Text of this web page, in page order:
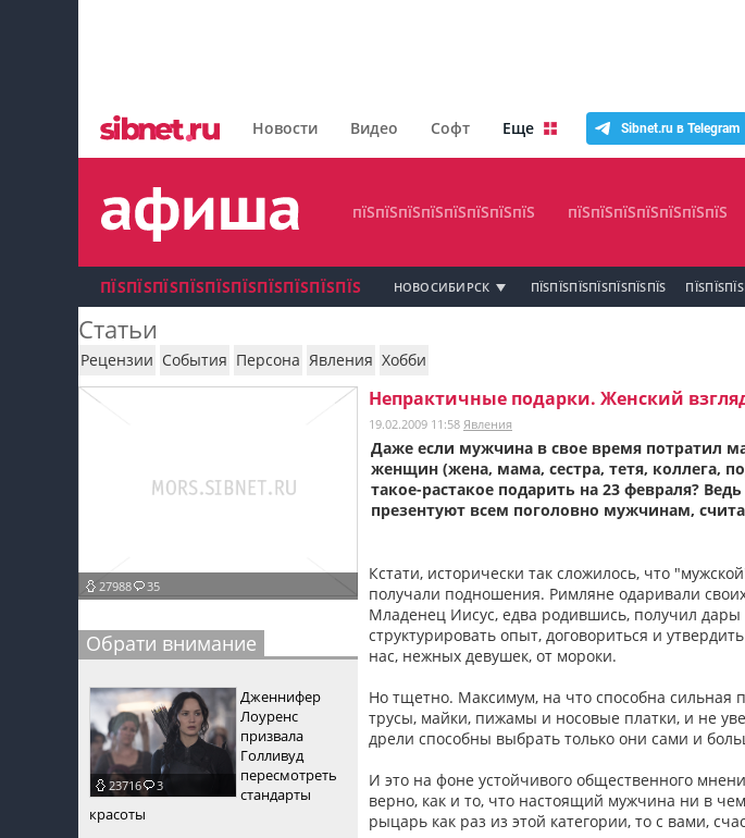
Новости Видео Софт Еще Sibnet.ru в Telegram
пїЅпїЅпїЅпїЅпїЅпїЅпїЅпїЅ
пїЅпїЅпїЅпїЅпїЅпїЅпїЅ
пїЅпїЅпїЅ пїЅпїЅпїЅпїЅпїЅпїЅпїЅ пїЅпїЅ
пїЅпїЅпїЅ пїЅпїЅпїЅпїЅпїЅпїЅпїЅ
пїЅпїЅпїЅ пїЅпїЅпїЅпїЅпїЅпїЅпїЅ
пїЅпїЅпїЅ
пїЅпїЅпїЅпїЅпїЅпїЅпїЅпїЅпїЅ
пїЅпїЅпїЅ пїЅпїЅпїЅпїЅпїЅпїЅ
пїЅпїЅпїЅпїЅпїЅ
пїЅпїЅпїЅпїЅпїЅпїЅпїЅпїЅпїЅпїЅ
пїЅпїЅпїЅпїЅпїЅпїЅпїЅпїЅ пїЅпїЅпїЅпїЅпїЅпїЅпїЅ
ПЇЅПЇЅПЇЅПЇЅПЇЅПЇЅПЇЅПЇЅПЇЅПЇЅ НОВОСИБИРСК ПЇЅПЇЅПЇЅПЇЅПЇЅПЇЅПЇЅ
Статьи
Рецензии События Персона Явления Хобби
27988 35
Обрати внимание
23716 3
Дженнифер
Лоуренс
призвала
Голливуд
пересмотреть
стандарты
красоты
Непрактичные подарки. Женский
19.02.2009 11:58 Явления
Даже если мужчина в свое время потратил
женщин (жена, мама, сестра, тетя, коллега,
такое-растакое подарить на 23 февраля?
презентуют всем поголовно мужчинам,
Кстати, исторически так сложилось, что
получали подношения. Римляне одаривали
Младенец Иисус, едва родившись, получил
структурировать опыт, договориться и
нас, нежных девушек, от мороки.
Но тщетно. Максимум, на что способна сильная
трусы, майки, пижамы и носовые платки, и не
дрели способны выбрать только они сами и
И это на фоне устойчивого общественного
верно, как и то, что настоящий мужчина ни в
рыцарь как раз из этой категории, то с вами,